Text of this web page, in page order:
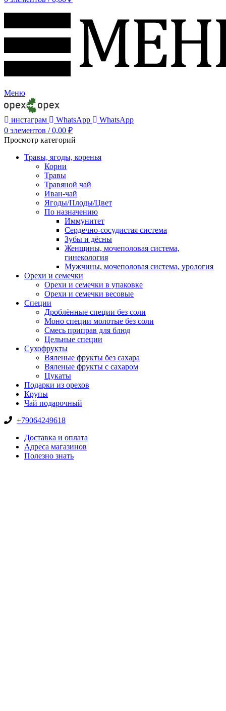
Меню
инстаграм WhatsApp
WhatsApp
0 элементов / 0,00 ₽
Просмотр категорий
Травы, ягоды, коренья
Корни
Травы
Травяной чай
Иван-чай
Ягоды/Плоды/Цвет
По назначению
Иммунитет
Сердечно-сосудистая система
Зубы и дёсны
Женщины, мочеполовая система,
гинекология
Мужчины, мочеполовая система, урология
Орехи и семечки
Орехи и семечки в упаковке
Орехи и семечки весовые
Специи
Дроблённые специи без соли
Моно специи молотые без соли
Смесь приправ для блюд
Цельные специи
Сухофрукты
Вяленые фрукты без сахара
Вяленые фрукты с сахаром
Цукаты
Подарки из орехов
Крупы
Чай подарочный
+79064249618
Доставка и оплата
Адреса магазинов
Полезно знать